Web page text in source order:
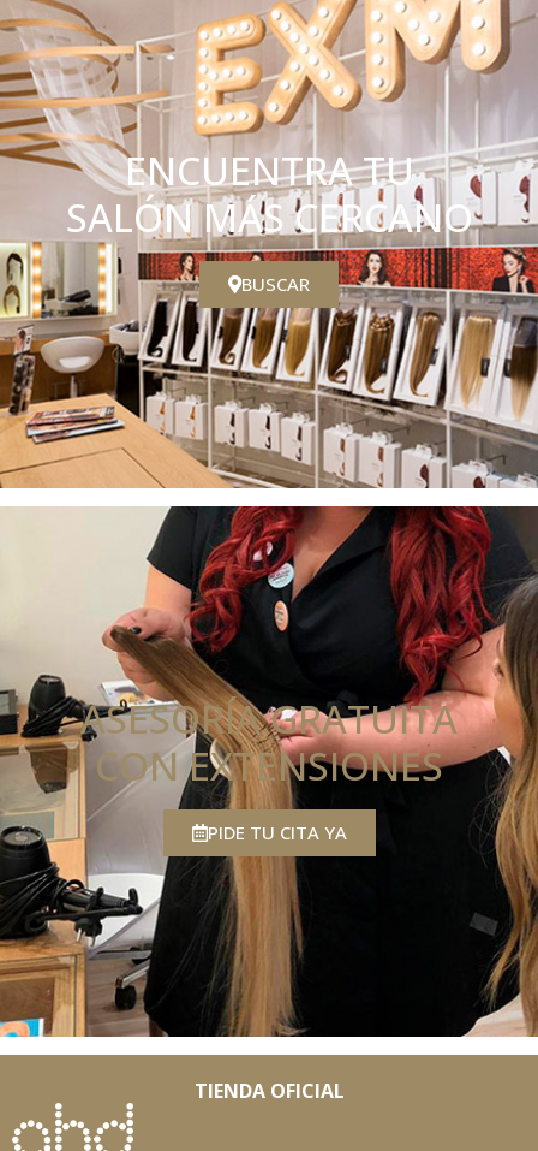
ENCUENTRA TU
SALÓN MÁS CERCANO
BUSCAR
ASESORÍA GRATUITA
CON EXTENSIONES
PIDE TU CITA YA
TIENDA OFICIAL